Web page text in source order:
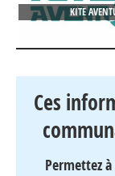
KITE
Ces
Permettez